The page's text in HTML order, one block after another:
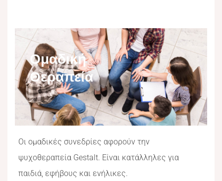
Ομαδική
Θεραπεία
Οι ομαδικές συνεδρίες αφορούν την
ψυχοθεραπεία Gestalt. Είναι κατάλληλες για
παιδιά, εφήβους και ενήλικες.